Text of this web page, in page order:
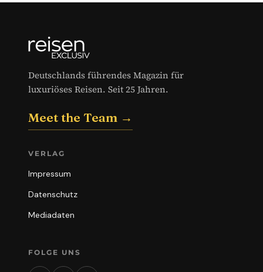
Deutschlands führendes Magazin für
luxuriöses Reisen. Seit 25 Jahren.
Meet the Team →
VERLAG
Impressum
Datenschutz
Mediadaten
FOLGE UNS